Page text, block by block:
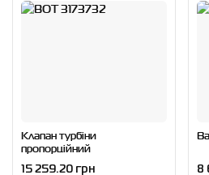
Клапан турбіни
пропорційний
15 259.20 грн 8